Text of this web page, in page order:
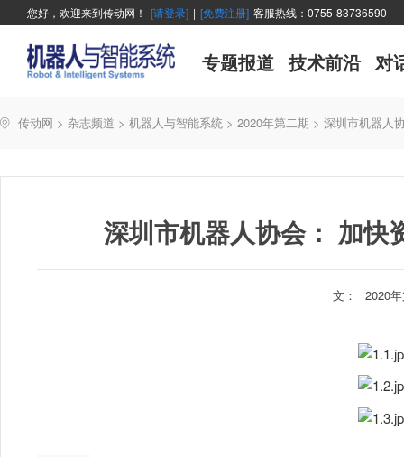
您好，欢迎来到传动网！ [请登录] | [免费注册] 客服热线：0755-83736590
专题报道 技术前沿 对
传动网 > 杂志频道 > 机器人与智能系统 > 2020年第二期 > 深圳市机器人
深圳市机器人协会： 加快
文： 2020